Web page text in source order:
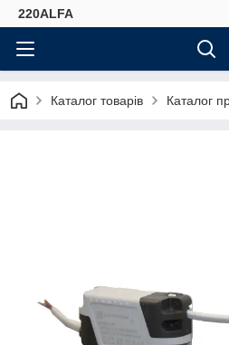
220ALFA
Каталог товарів Каталог